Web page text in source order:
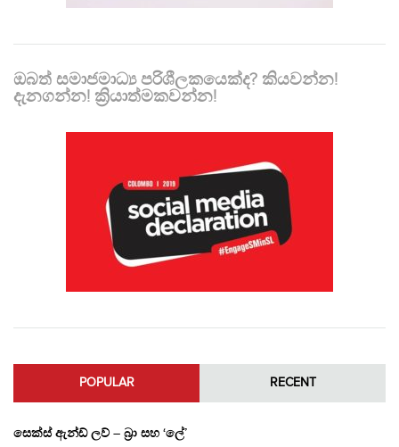
ඔබත් සමාජමාධ්‍ය පරිශීලකයෙක්ද? කියවන්න!
දැනගන්න! ක්‍රියාත්මකවන්න!
POPULAR RECENT
සෙක්ස් ඇන්ඩ් ලව් – බ්‍රා සහ ‘ලේ’